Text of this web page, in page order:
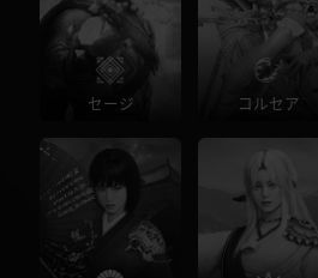
セージ コルセア